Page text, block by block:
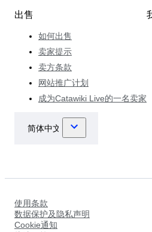
出售
如何出售
卖家提示
卖方条款
网站推广计划
成为Catawiki Live的一名卖家
使用条款
数据保护及隐私声明
Cookie通知